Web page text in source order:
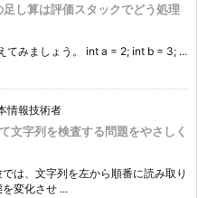
足し算は評価スタックでどう処理
てみましょう。 int a = 2; int b = 3; ...
情報技術者
文字列を検査する問題をやさしく
は、文字列を左から順番に読み取り
変化させ ...